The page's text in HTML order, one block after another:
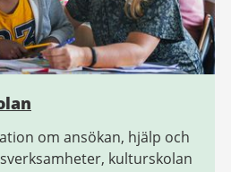
om ansökan, hjälp och
kulturskolan